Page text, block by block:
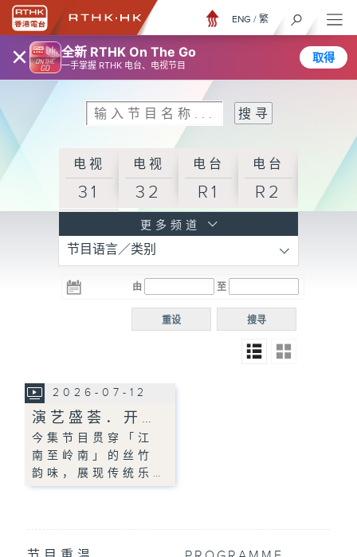
× 全新 RTHK On The Go
一手掌握 RTHK 电台、电视节目
取得
ENG / 繁
电视
31
电视
32
电台
R1
电台
R2
R3
电台 电台
R5
电台
普通
更多频道
节目语言／类别
由 至
搜寻
重设
2026-07-12
演艺盛荟．开…
今集节目贯穿「江
南至岭南」的丝竹
韵味，展现传统乐…